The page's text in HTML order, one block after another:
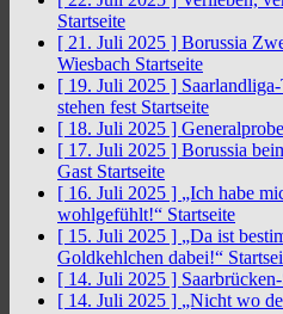
Startseite
[ 21. Juli 2025 ] Borussia
Wiesbach Startseite
[ 19. Juli 2025 ]
stehen fest Startseite
[ 18. Juli 2025 ]
[ 17. Juli 2025 ] Borussia
Gast Startseite
[ 16. Juli 2025 ] „Ich habe
wohlgefühlt!“ Startseite
[ 15. Juli 2025 ] „Da ist
Goldkehlchen dabei!“
[ 14. Juli 2025 ]
[ 14. Juli 2025 ] „Nicht wo